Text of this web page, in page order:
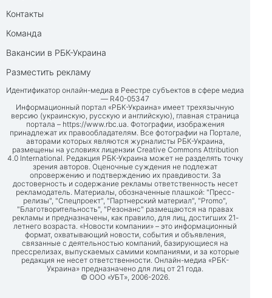
Контакты
Команда
Вакансии в РБК-Украина
Разместить рекламу
Идентификатор онлайн-медиа в Реестре субъектов в сфере медиа
— R40-05347
Информационный портал «РБК-Украина» имеет трехязычную
версию (украинскую, русскую и английскую), главная страница
портала – https://www.rbc.ua. Фотографии, изображения
принадлежат их правообладателям. Все фотографии на Портале,
авторами которых являются журналисты РБК-Украина,
размещены на условиях лицензии Creative Commons Attribution
4.0 International. Редакция РБК-Украина может не разделять точку
зрения авторов. Оценочные суждения не подлежат
опровержению и подтверждению их правдивости. За
достоверность и содержание рекламы ответственность несет
рекламодатель. Материалы, обозначенные плашкой: "Пресс-
релизы", "Спецпроект", "Партнерский материал", "Promo",
"Благотворительность", "Резонанс" размещаются на правах
рекламы и предназначены, как правило, для лиц, достигших 21-
летнего возраста. «Новости компании» – это информационный
формат, охватывающий новости, события и объявления,
связанные с деятельностью компаний, базирующиеся на
прессрелизах, выпускаемых самими компаниями, и за которые
редакция не несет ответственности. Онлайн-медиа «РБК-
Украина» предназначено для лиц от 21 года.
© ООО «УБТ», 2006-2026.